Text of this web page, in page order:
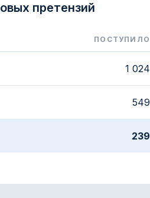
претензий
ПОСТУПИЛО
1 024
549
239